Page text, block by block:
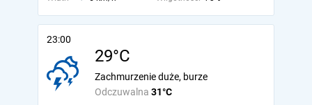
23:00
29°C
Odczuwalna 31°C
Zachmurzenie duże, burze